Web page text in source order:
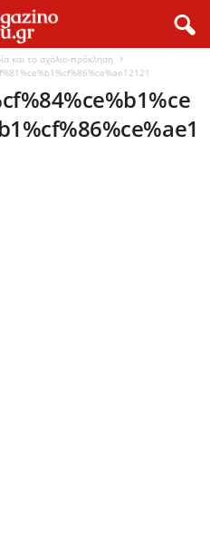
και το σχόλιο-πρόκληση